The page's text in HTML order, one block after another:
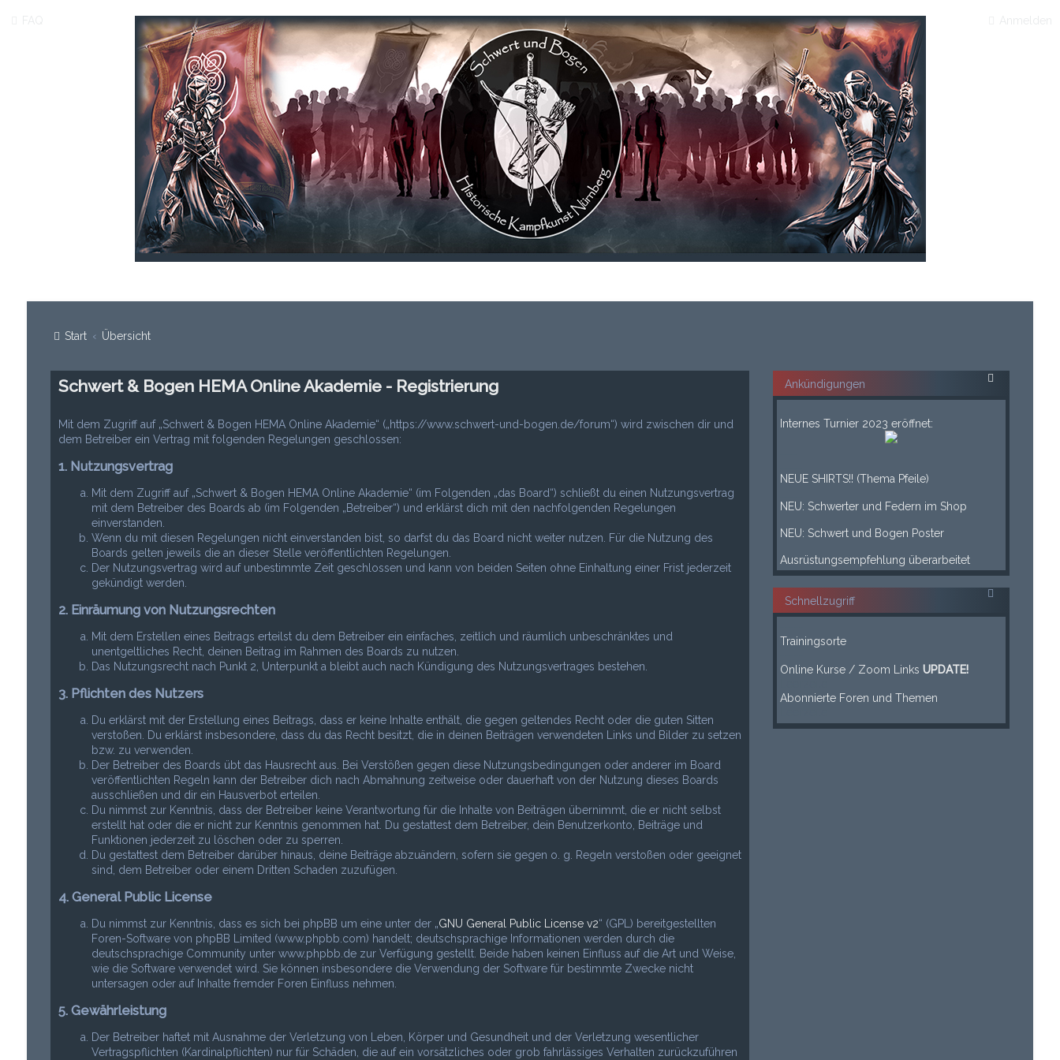
Start Übersicht
Schwert & Bogen HEMA Online Akademie - Registrierung
Mit dem Zugriff auf „Schwert & Bogen HEMA Online Akademie“ („https://www.schwert-und-bogen.de/forum“) wird zwischen dir und
dem Betreiber ein Vertrag mit folgenden Regelungen geschlossen:
1. Nutzungsvertrag
Mit dem Zugriff auf „Schwert & Bogen HEMA Online Akademie“ (im Folgenden „das Board“) schließt du einen Nutzungsvertrag
mit dem Betreiber des Boards ab (im Folgenden „Betreiber“) und erklärst dich mit den nachfolgenden Regelungen
einverstanden.
Wenn du mit diesen Regelungen nicht einverstanden bist, so darfst du das Board nicht weiter nutzen. Für die Nutzung des
Boards gelten jeweils die an dieser Stelle veröffentlichten Regelungen.
Der Nutzungsvertrag wird auf unbestimmte Zeit geschlossen und kann von beiden Seiten ohne Einhaltung einer Frist jederzeit
gekündigt werden.
2. Einräumung von Nutzungsrechten
Mit dem Erstellen eines Beitrags erteilst du dem Betreiber ein einfaches, zeitlich und räumlich unbeschränktes und
unentgeltliches Recht, deinen Beitrag im Rahmen des Boards zu nutzen.
Das Nutzungsrecht nach Punkt 2, Unterpunkt a bleibt auch nach Kündigung des Nutzungsvertrages bestehen.
3. Pflichten des Nutzers
Du erklärst mit der Erstellung eines Beitrags, dass er keine Inhalte enthält, die gegen geltendes Recht oder die guten Sitten
verstoßen. Du erklärst insbesondere, dass du das Recht besitzt, die in deinen Beiträgen verwendeten Links und Bilder zu setzen
bzw. zu verwenden.
Der Betreiber des Boards übt das Hausrecht aus. Bei Verstößen gegen diese Nutzungsbedingungen oder anderer im Board
veröffentlichten Regeln kann der Betreiber dich nach Abmahnung zeitweise oder dauerhaft von der Nutzung dieses Boards
ausschließen und dir ein Hausverbot erteilen.
Du nimmst zur Kenntnis, dass der Betreiber keine Verantwortung für die Inhalte von Beiträgen übernimmt, die er nicht selbst
erstellt hat oder die er nicht zur Kenntnis genommen hat. Du gestattest dem Betreiber, dein Benutzerkonto, Beiträge und
Funktionen jederzeit zu löschen oder zu sperren.
Du gestattest dem Betreiber darüber hinaus, deine Beiträge abzuändern, sofern sie gegen o. g. Regeln verstoßen oder geeignet
sind, dem Betreiber oder einem Dritten Schaden zuzufügen.
4. General Public License
Du nimmst zur Kenntnis, dass es sich bei phpBB um eine unter der „GNU General Public License v2“ (GPL) bereitgestellten
Foren-Software von phpBB Limited (www.phpbb.com) handelt; deutschsprachige Informationen werden durch die
deutschsprachige Community unter www.phpbb.de zur Verfügung gestellt. Beide haben keinen Einfluss auf die Art und Weise,
wie die Software verwendet wird. Sie können insbesondere die Verwendung der Software für bestimmte Zwecke nicht
untersagen oder auf Inhalte fremder Foren Einfluss nehmen.
5. Gewährleistung
Der Betreiber haftet mit Ausnahme der Verletzung von Leben, Körper und Gesundheit und der Verletzung wesentlicher
Vertragspflichten (Kardinalpflichten) nur für Schäden, die auf ein vorsätzliches oder grob fahrlässiges Verhalten zurückzuführen
Ankündigungen
Internes Turnier 2023 eröffnet:
NEUE SHIRTS!! (Thema Pfeile)
NEU: Schwerter und Federn im Shop
NEU: Schwert und Bogen Poster
Ausrüstungsempfehlung überarbeitet
Schnellzugriff
Trainingsorte
Online Kurse / Zoom LinksUPDATE!
Abonnierte Foren und Themen